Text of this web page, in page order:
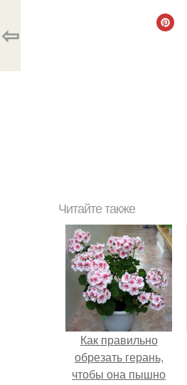
⇦
Читайте также
Как правильно
обрезать герань,
чтобы она пышно